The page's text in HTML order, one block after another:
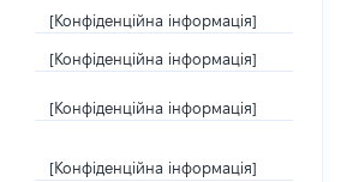
[Конфіденційна інформація]
[Конфіденційна інформація]
[Конфіденційна інформація]
[Конфіденційна інформація]